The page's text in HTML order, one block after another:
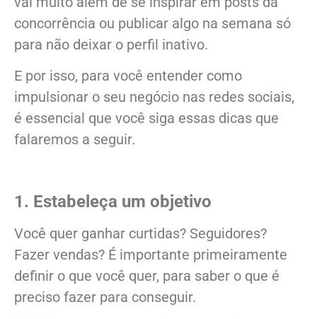
concorrência ou publicar algo na semana só
para não deixar o perfil inativo.
E por isso, para você entender como
impulsionar o seu negócio nas redes sociais,
é essencial que você siga essas dicas que
falaremos a seguir.
1. Estabeleça um objetivo
Você quer ganhar curtidas? Seguidores?
Fazer vendas? É importante primeiramente
definir o que você quer, para saber o que é
preciso fazer para conseguir.